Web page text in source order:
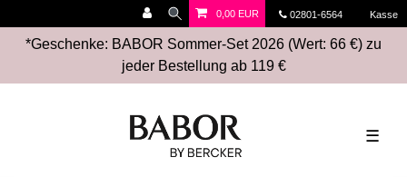
02801-6564 Kasse
0,00 EUR
*Geschenke: BABOR Sommer-Set 2026 (Wert: 66 €) zu
jeder Bestellung ab 119 €
☰